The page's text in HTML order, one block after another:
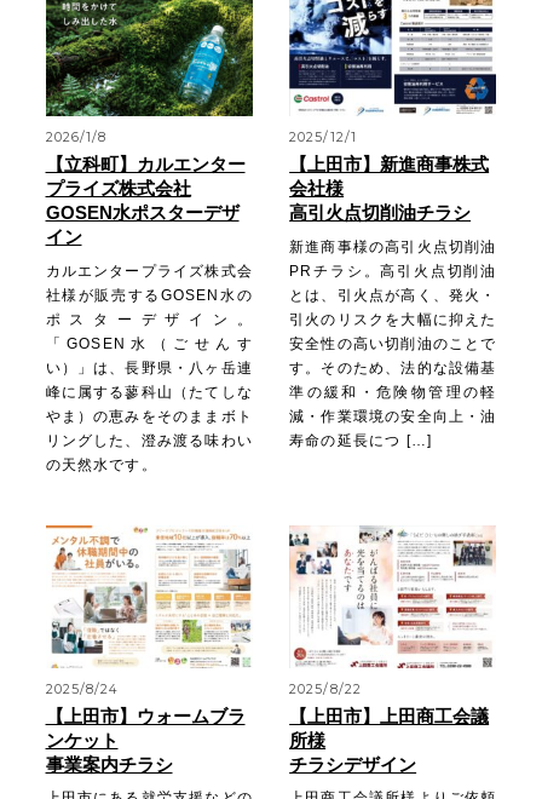
2026/1/8
【立科町】カルエンター
プライズ株式会社
GOSEN水ポスターデザ
イン
カルエンタープライズ株式会
社様が販売するGOSEN水の
ポスターデザイン。
「GOSEN水（ごせんす
い）」は、長野県・八ヶ岳連
峰に属する蓼科山（たてしな
やま）の恵みをそのままボト
リングした、澄み渡る味わい
の天然水です。
2025/12/1
【上田市】新進商事株式
会社様
高引火点切削油チラシ
新進商事様の高引火点切削油
PRチラシ。高引火点切削油
とは、引火点が高く、発火・
引火のリスクを大幅に抑えた
安全性の高い切削油のことで
す。そのため、法的な設備基
準の緩和・危険物管理の軽
減・作業環境の安全向上・油
寿命の延長につ […]
2025/8/24
【上田市】ウォームブラ
ンケット
事業案内チラシ
2025/8/22
【上田市】上田商工会議
所様
チラシデザイン